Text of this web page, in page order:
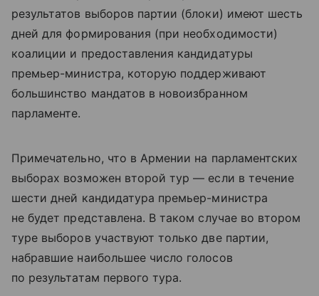
результатов выборов партии (блоки) имеют шесть
дней для формирования (при необходимости)
коалиции и предоставления кандидатуры
премьер-министра, которую поддерживают
большинство мандатов в новоизбранном
парламенте.
Примечательно, что в Армении на парламентских
выборах возможен второй тур — если в течение
шести дней кандидатура премьер-министра
не будет представлена. В таком случае во втором
туре выборов участвуют только две партии,
набравшие наибольшее число голосов
по результатам первого тура.